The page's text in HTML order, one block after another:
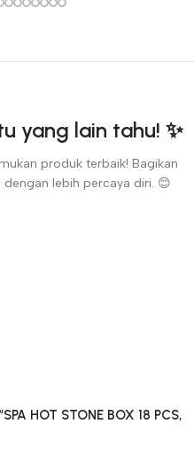
yang lain tahu! ✨
produk terbaik! Bagikan
lebih percaya diri. 😊
HOT STONE BOX 18 PCS,